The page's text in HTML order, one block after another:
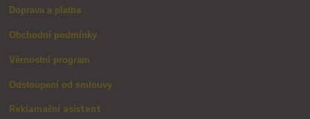
Doprava a platba
Obchodní podmínky
Věrnostní program
Odstoupení od smlouvy
Reklamační asistent